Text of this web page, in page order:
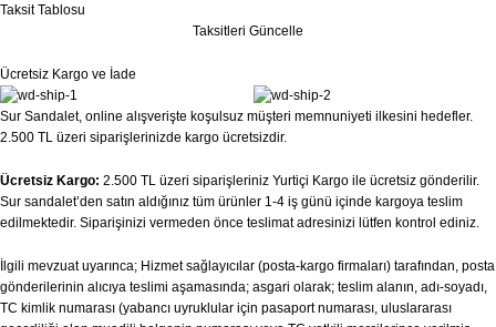
Taksit Tablosu
Taksitleri Güncelle
Ücretsiz Kargo ve İade
Sur Sandalet, online alışverişte koşulsuz müşteri memnuniyeti ilkesini hedefler.
2.500 TL üzeri siparişlerinizde kargo ücretsizdir.
Ücretsiz Kargo: 2.500 TL üzeri siparişleriniz Yurtiçi Kargo ile ücretsiz gönderilir.
Sur sandalet’den satın aldığınız tüm ürünler 1-4 iş günü içinde kargoya teslim
edilmektedir. Siparişinizi vermeden önce teslimat adresinizi lütfen kontrol ediniz.
İlgili mevzuat uyarınca; Hizmet sağlayıcılar (posta-kargo firmaları) tarafından, posta
gönderilerinin alıcıya teslimi aşamasında; asgari olarak; teslim alanın, adı-soyadı,
TC kimlik numarası (yabancı uyruklular için pasaport numarası, uluslararası